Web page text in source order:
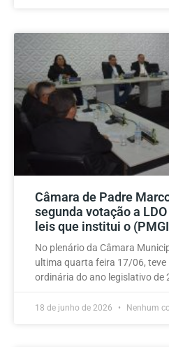
Câmara de Padre
segunda votação a
leis que institui o
No plenário da Câmara
ultima quarta feira 17/06, teve
ordinária do ano legislativo de
18 de junho de 2026 Nenhum